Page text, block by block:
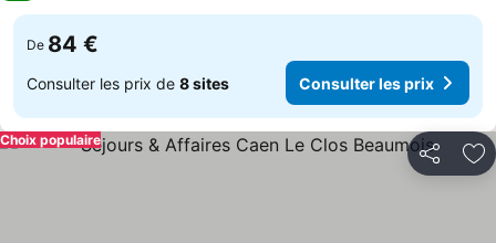
De 84 €
Consulter les prix de 8 sites Consulter les prix
Partager
Choix populaire